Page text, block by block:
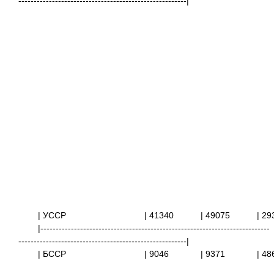
| УССР | 41340 | 49075
|
|---------------------------------------------------------------------------
-------------------------------------------------------|
| БССР | 9046
| 9371 |